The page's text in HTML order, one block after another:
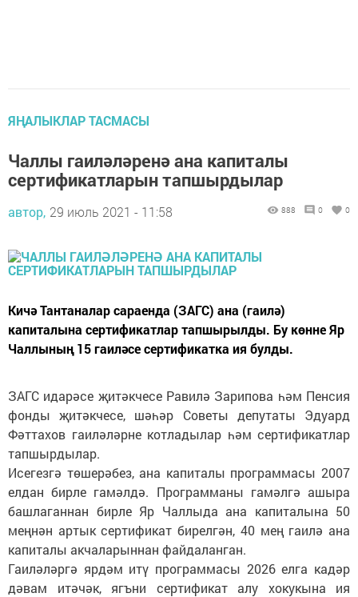
ЯҢАЛЫКЛАР ТАСМАСЫ
Чаллы гаиләләренә ана капиталы
сертификатларын тапшырдылар
автор, 29 июль 2021 - 11:58 888 0 0
Кичә Тантаналар сараенда (ЗАГС) ана (гаилә)
капиталына сертификатлар тапшырылды. Бу көнне Яр
Чаллының 15 гаиләсе сертификатка ия булды.
ЗАГС идарәсе җитәкчесе Равилә Зарипова һәм Пенсия
фонды җитәкчесе, шәһәр Советы депутаты Эдуард
Фәттахов гаиләләрне котладылар һәм сертификатлар
тапшырдылар.
Исегезгә төшерәбез, ана капиталы программасы 2007
елдан бирле гамәлдә. Программаны гамәлгә ашыра
башлаганнан бирле Яр Чаллыда ана капиталына 50
меңнән артык сертификат бирелгән, 40 мең гаилә ана
капиталы акчаларыннан файдаланган.
Гаиләләргә ярдәм итү программасы 2026 елга кадәр
дәвам итәчәк, ягъни сертификат алу хокукына ия